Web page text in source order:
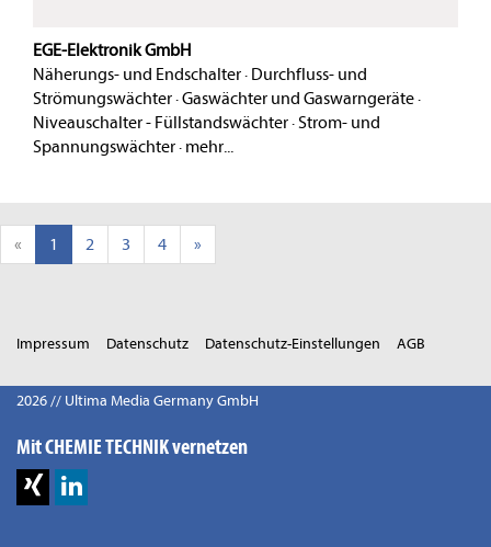
EGE-Elektronik GmbH
Näherungs- und Endschalter· Durchfluss- und
Strömungswächter·Gaswächter und Gaswarngeräte·
Niveauschalter - Füllstandswächter· Strom- und
Spannungswächter· mehr...
« 1 2 3 4 »
Impressum Datenschutz Datenschutz-Einstellungen AGB
2026 // Ultima Media Germany GmbH
Mit CHEMIE TECHNIK vernetzen